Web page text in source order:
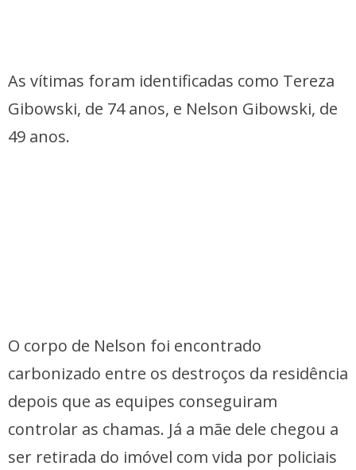
As vítimas foram identificadas como Tereza
Gibowski, de 74 anos, e Nelson Gibowski, de
49 anos.
O corpo de Nelson foi encontrado
carbonizado entre os destroços da residência
depois que as equipes conseguiram
controlar as chamas. Já a mãe dele chegou a
ser retirada do imóvel com vida por policiais